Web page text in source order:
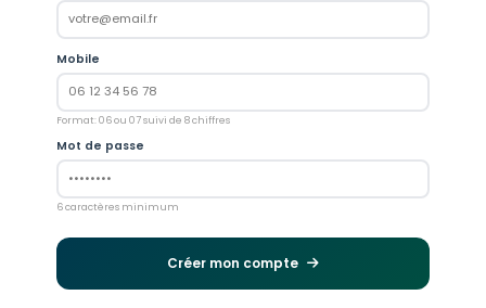
Mobile
Format: 06 ou 07 suivi de 8 chiffres
Mot de passe
6 caractères minimum
Créer mon compte